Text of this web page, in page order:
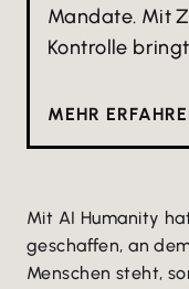
Mandate. Mit
Kontrolle
MEHR
Mit AI Humanity
geschaffen, an
Menschen steht,